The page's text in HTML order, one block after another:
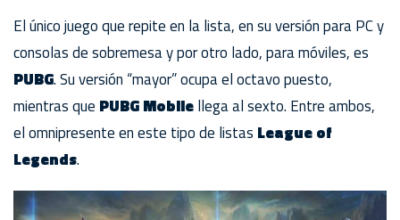
El único juego que repite en la lista, en su versión para PC y
consolas de sobremesa y por otro lado, para móviles, es
PUBG. Su versión “mayor” ocupa el octavo puesto,
mientras que PUBG Mobilellega al sexto. Entre ambos,
el omnipresente en este tipo de listas League of
Legends.